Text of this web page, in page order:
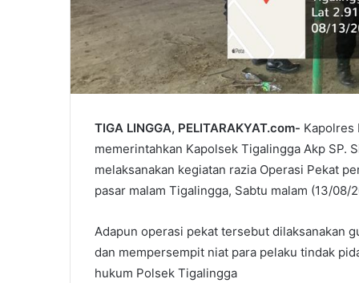
TIGA LINGGA, PELITARAKYAT.com- Kapolres
memerintahkan Kapolsek Tigalingga Akp SP.
melaksanakan kegiatan razia Operasi Pekat
pasar malam Tigalingga, Sabtu malam (13/08/
Adapun operasi pekat tersebut dilaksanakan
dan mempersempit niat para pelaku tindak
hukum Polsek Tigalingga